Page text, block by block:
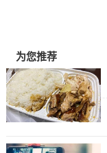
为您推荐